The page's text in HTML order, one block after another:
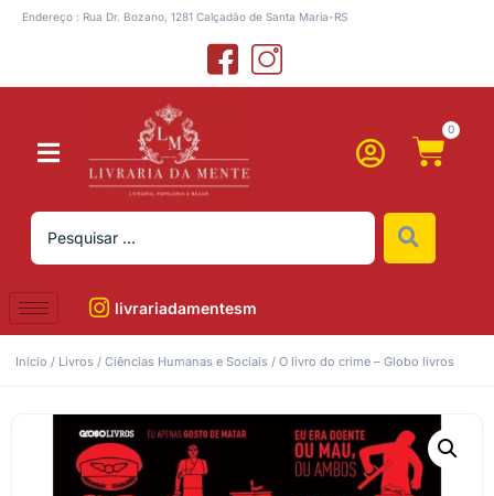
Endereço : Rua Dr. Bozano, 1281 Calçadão de Santa Maria-RS
0
livrariadamentesm
Início / Livros / Ciências Humanas e Sociais / O livro do crime – Globo livros